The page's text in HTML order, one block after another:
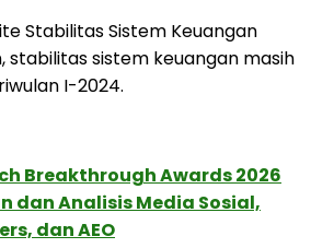
Stabilitas Sistem Keuangan
stabilitas sistem keuangan masih
I-2024.
Breakthrough Awards 2026
dan Analisis Media Sosial,
dan AEO